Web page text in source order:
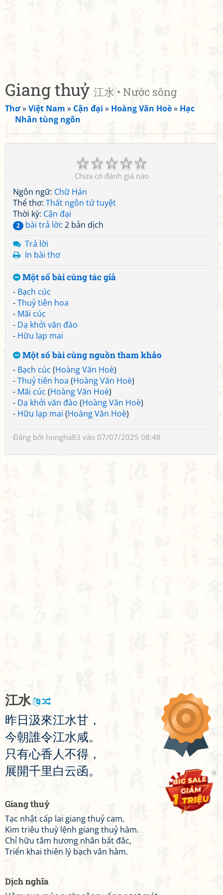
Giang thuỷ 江水 • Nước sông
Thơ»Việt Nam » Cận đại » Hoàng Văn Hoè» Hạc
Nhân tùng ngôn
☆
☆
☆
☆
☆
Chưa có đánh giá nào
Ngôn ngữ: Chữ Hán
Thể thơ: Thất ngôn tứ tuyệt
Thời kỳ: Cận đại
2 bài trả lời: 2 bản dịch
Trả lời
In bài thơ
Một số bài cùng tác giả
- Bạch cúc
-Thuỷ tiên hoa
- Mãi cúc
- Dạ khởi văn đào
- Hữu lạp mai
Một số bài cùng nguồn tham khảo
- Bạch cúc (Hoàng Văn Hoè)
-Thuỷ tiên hoa (Hoàng Văn Hoè)
- Mãi cúc (Hoàng Văn Hoè)
- Dạ khởi văn đào (Hoàng Văn Hoè)
- Hữu lạp mai (Hoàng Văn Hoè)
Đăng bởi hongha83 vào 07/07/2025 08:48
江水
昨日 汲來江水甘 ，
今朝誰令江水咸。
只有心香 人不得 ，
展開千里白云函。
Giang thuỷ
Tạc nhật cấp lai giang thuỷ cam,
Kim triêu thuỳ lệnh giang thuỷ hàm.
Chỉ hữu tâm hương nhân bất đắc,
Triển khai thiên lý bạch vân hàm.
Dịch nghĩa